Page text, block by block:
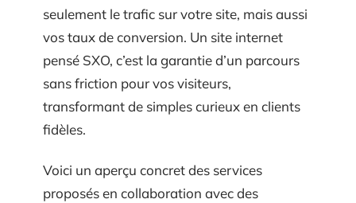
seulement le trafic sur votre site, mais aussi
vos taux de conversion. Un site internet
pensé SXO, c’est la garantie d’un parcours
sans friction pour vos visiteurs,
transformant de simples curieux en clients
fidèles.
Voici un aperçu concret des services
proposés en collaboration avec des